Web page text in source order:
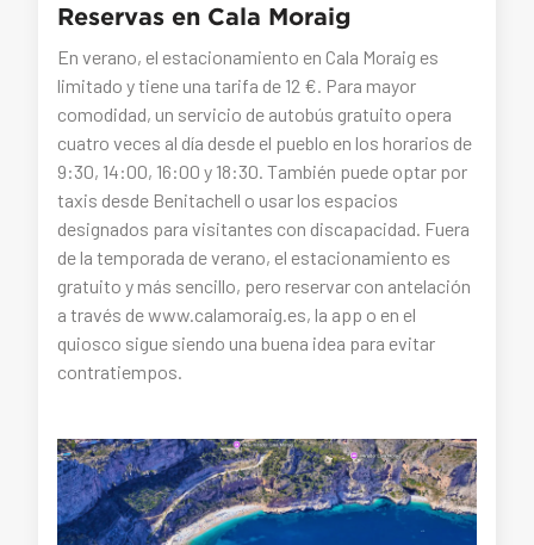
Reservas en Cala Moraig
En verano, el estacionamiento en Cala Moraig es
limitado y tiene una tarifa de 12 €. Para mayor
comodidad, un servicio de autobús gratuito opera
cuatro veces al día desde el pueblo en los horarios de
9:30, 14:00, 16:00 y 18:30. También puede optar por
taxis desde Benitachell o usar los espacios
designados para visitantes con discapacidad. Fuera
de la temporada de verano, el estacionamiento es
gratuito y más sencillo, pero reservar con antelación
a través de www.calamoraig.es, la app o en el
quiosco sigue siendo una buena idea para evitar
contratiempos.